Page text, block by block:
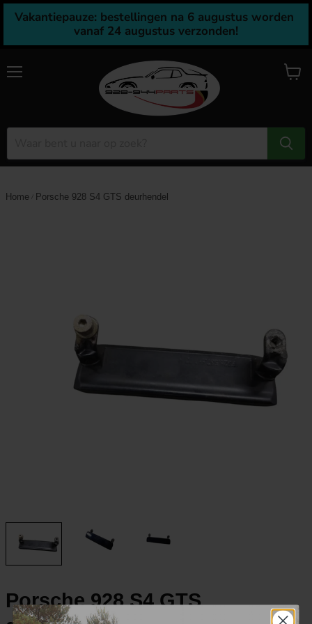
Vakantiepauze: bestellingen na 6 augustus worden
vanaf 24 augustus verzonden!
Home Porsche 928 S4 GTS deurhendel
Porsche 928 S4 GTS